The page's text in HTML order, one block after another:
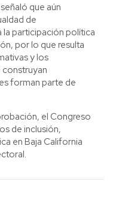
que aún
de
participación política
por lo que resulta
y los
forman parte de
el Congreso
de inclusión,
en Baja California